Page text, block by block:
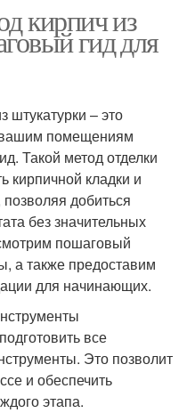
кирпич из
гид для
штукатурки – это
помещениям
Такой метод отделки
кирпичной кладки и
добиться
без значительных
пошаговый
а также предоставим
для начинающих.
все
Это позволит
и обеспечить
этапа.